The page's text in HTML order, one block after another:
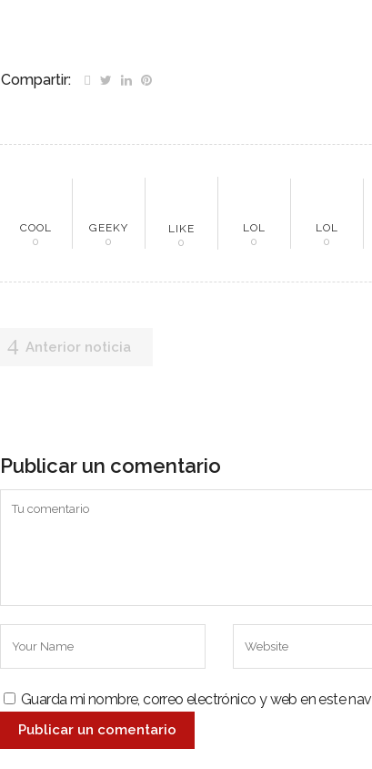
Compartir:
COOL
0
GEEKY
0
LIKE
0
LOL
0
LOL
0
Anterior noticia
Publicar un comentario
Guarda mi nombre, correo electrónico y web en este